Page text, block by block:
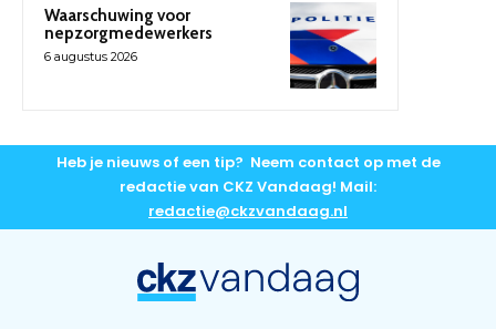
Waarschuwing voor
nepzorgmedewerkers
6 augustus 2026
Heb je nieuws of een tip? Neem contact op met de
redactie van CKZ Vandaag! Mail:
redactie@ckzvandaag.nl